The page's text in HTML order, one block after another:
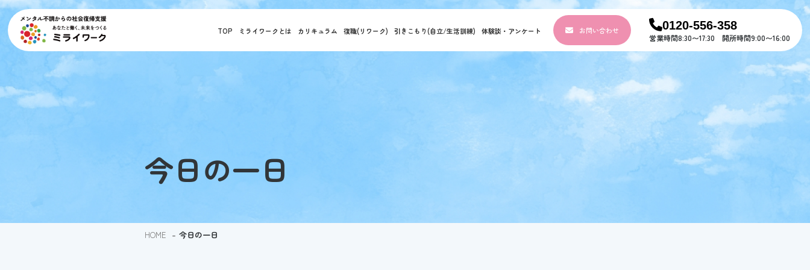
TOP ミライワークとは カリキュラム 復職(リワーク) 引きこもり(自立/生活訓練) 体験談・アンケート お問い合わせ 0120-556-358
営業時間8:30〜17:30 開所時間9:00〜16:00
今日の一日
HOME - 今日の一日